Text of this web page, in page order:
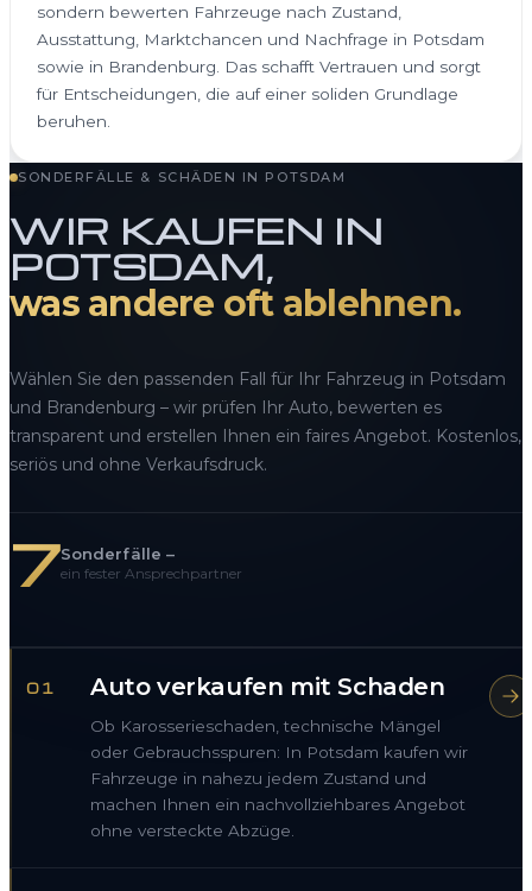
sondern bewerten Fahrzeuge nach Zustand,
Ausstattung, Marktchancen und Nachfrage in Potsdam
sowie in Brandenburg. Das schafft Vertrauen und sorgt
für Entscheidungen, die auf einer soliden Grundlage
beruhen.
SONDERFÄLLE & SCHÄDEN IN POTSDAM
WIR KAUFEN IN
POTSDAM,
was andere oft ablehnen.
Wählen Sie den passenden Fall für Ihr Fahrzeug in Potsdam
und Brandenburg – wir prüfen Ihr Auto, bewerten es
transparent und erstellen Ihnen ein faires Angebot. Kostenlos,
seriös und ohne Verkaufsdruck.
7Sonderfälle –
ein fester Ansprechpartner
01 Auto verkaufen mit Schaden
Ob Karosserieschaden, technische Mängel
oder Gebrauchsspuren: In Potsdam kaufen wir
Fahrzeuge in nahezu jedem Zustand und
machen Ihnen ein nachvollziehbares Angebot
ohne versteckte Abzüge.